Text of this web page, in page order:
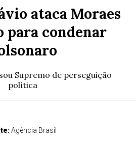
ataca Moraes
para condenar
Supremo de perseguição
política
Agência Brasil